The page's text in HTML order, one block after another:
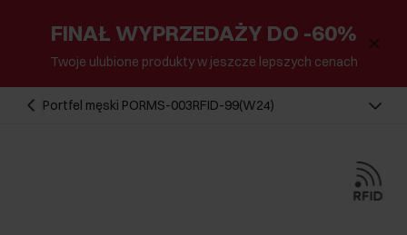
FINAŁ WYPRZEDAŻY DO -60%
Twoje ulubione produkty w jeszcze lepszych cenach
Portfel męski PORMS-003RFID-99(W24)